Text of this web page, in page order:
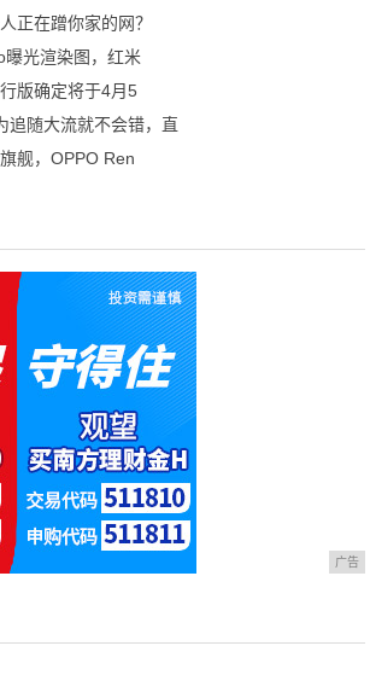
正在蹭你家的网？
曝光渲染图，红米
版确定将于4月5
追随大流就不会错，直
舰，OPPO Ren
广告